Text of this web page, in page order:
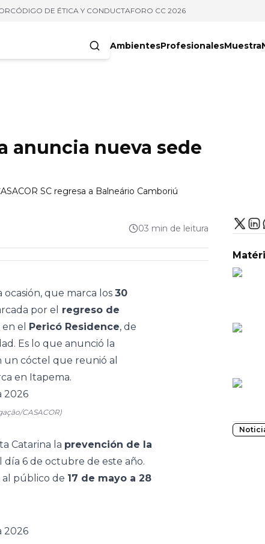
CÓDIGO DE ÉTICA Y CONDUCTAFORO CC 2026
AmbientesProfesionalesMuestra
anuncia nueva sede
SC regresa a Balneário Camboriú
03 min de leitura
ocasión, que marca los 30
por el
regreso de
el Pericó Residence, de
Es lo que anunció la
un cóctel que reunió al
en Itapema.
CASACOR)
Catarina la prevención de la
día 6 de octubre de este año.
al público de 17 de mayo a 28